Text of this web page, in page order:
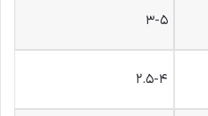
۳-۵
۲.۵-۴